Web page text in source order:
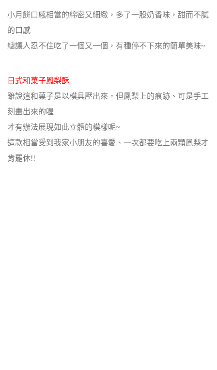
小月餅口感相當的綿密又細緻，多了一股奶香味，甜而不膩
的口感
總讓人忍不住吃了一個又一個，有種停不下來的簡單美味~
日式和菓子鳳梨酥
雖說這和菓子是以模具壓出來，但鳳梨上的痕跡、可是手工
刻畫出來的喔
才有辦法展現如此立體的模樣呢~
這款相當受到我家小朋友的喜愛、一次都要吃上兩顆鳳梨才
肯罷休!!